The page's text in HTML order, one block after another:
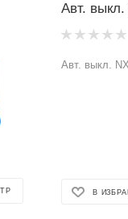
Авт. выкл.
В